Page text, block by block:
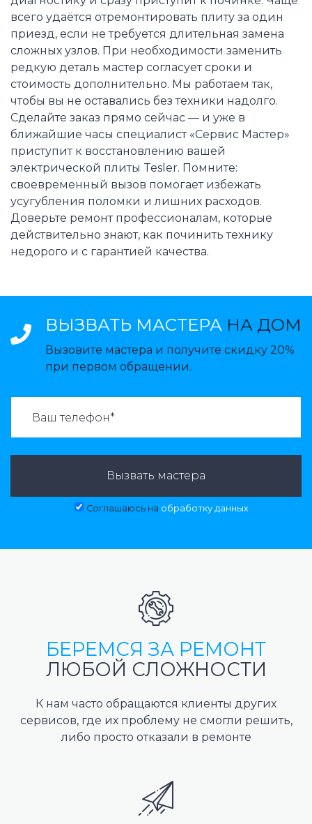
всего удаётся отремонтировать плиту за один
приезд, если не требуется длительная замена
сложных узлов. При необходимости заменить
редкую деталь мастер согласует сроки и
стоимость дополнительно. Мы работаем так,
чтобы вы не оставались без техники надолго.
Сделайте заказ прямо сейчас — и уже в
ближайшие часы специалист «Сервис Мастер»
приступит к восстановлению вашей
электрической плиты Tesler. Помните:
своевременный вызов помогает избежать
усугубления поломки и лишних расходов.
Доверьте ремонт профессионалам, которые
действительно знают, как починить технику
недорого и с гарантией качества.
ВЫЗВАТЬ МАСТЕРА НА ДОМ
Вызовите мастера и получите скидку 20%
при первом обращении.
Вызвать мастера
Соглашаюсь на обработку данных
БЕРЕМСЯ ЗА РЕМОНТ
ЛЮБОЙ СЛОЖНОСТИ
К нам часто обращаются клиенты других
сервисов, где их проблему не смогли решить,
либо просто отказали в ремонте